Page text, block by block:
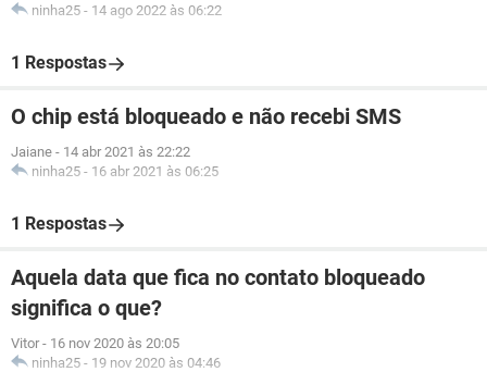
ninha25 - 14 ago 2022 às 06:22
1 Respostas
O chip está bloqueado e não recebi SMS
Jaiane - 14 abr 2021 às 22:22
ninha25 - 16 abr 2021 às 06:25
1 Respostas
Aquela data que fica no contato bloqueado
significa o que?
Vitor - 16 nov 2020 às 20:05
ninha25 - 19 nov 2020 às 04:46